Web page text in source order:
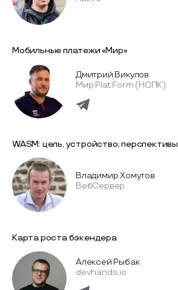
Мобильные платежи «Мир»
Дмитрий Викулов
Мир Plat.Form (НСПК)
WASM: цель, устройство, перспективы
Владимир Хомутов
ВебСервер
Карта роста бэкендера
Алексей Рыбак
devhands.io